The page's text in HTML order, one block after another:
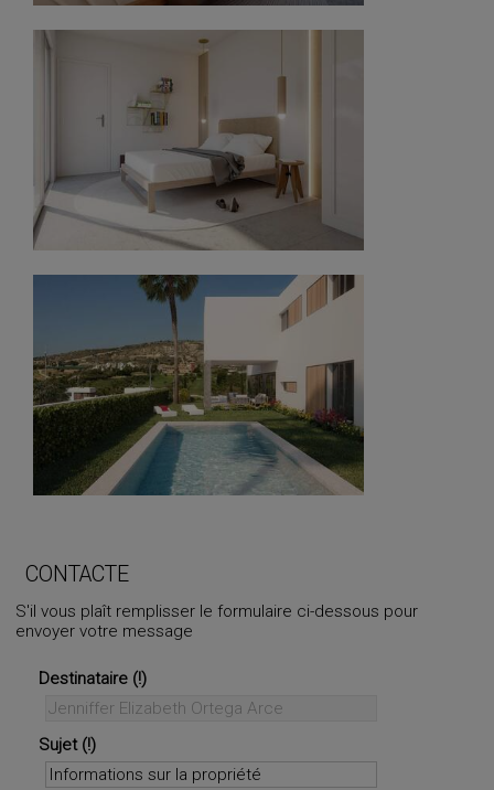
CONTACTE
S'il vous plaît remplisser le formulaire ci-dessous pour
envoyer votre message
Destinataire
Sujet